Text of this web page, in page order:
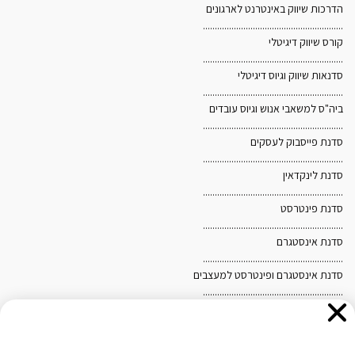
הדרכות שיווק באינטרנט לארגונים
...........................................................
קורס שיווק דיגיטלי
...........................................................
סדנאות שיווק וגיוס דיגיטלי
...........................................................
ביה"ס למשאבי אנוש וגיוס עובדים
...........................................................
סדנת פייסבוק לעסקים
...........................................................
סדנת לינקדאין
...........................................................
סדנת פינטרסט
...........................................................
סדנת אינסטגרם
...........................................................
סדנת אינסטגרם ופינטרסט למעצבים
...........................................................
מפת האתר
חוויית הגלישה והתאמת תכנים ופרסומים. בלחיצה על "אישור"
ובהמשך השימוש באתר, אתם מסכימים לשימוש כאמור. לקריאת
מדיניות הפרטיות ומדיניות ה-Cookies